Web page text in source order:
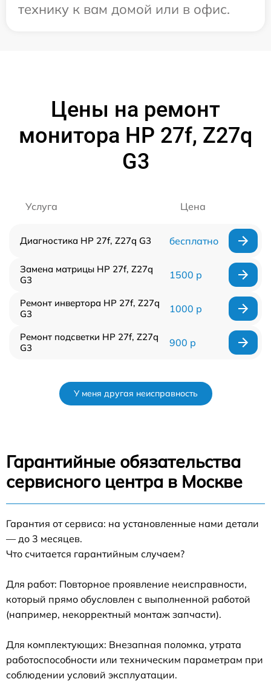
технику к вам домой или в офис.
Цены на ремонт
монитора HP 27f, Z27q
G3
Услуга Цена
Диагностика HP 27f, Z27q G3 бесплатно
Замена матрицы HP 27f, Z27q
G3
1500 р
Ремонт инвертора HP 27f, Z27q
G3
1000 р
Ремонт подсветки HP 27f, Z27q
G3
900 р
У меня другая неисправность
Гарантийные обязательства
сервисного центра в Москве
Гарантия от сервиса: на установленные нами детали
— до 3 месяцев.
Что считается гарантийным случаем?
Для работ: Повторное проявление неисправности,
который прямо обусловлен с выполненной работой
(например, некорректный монтаж запчасти).
Для комплектующих: Внезапная поломка, утрата
работоспособности или техническим параметрам при
соблюдении условий эксплуатации.